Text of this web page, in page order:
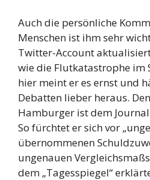
Auch die persönliche
Menschen ist ihm sehr
Twitter-Account
wie die Flutkatastrophe im
hier meint er es ernst und
Debatten lieber heraus.
Hamburger ist dem
So fürchtet er sich vor
übernommenen
ungenauen
dem „Tagesspiegel“